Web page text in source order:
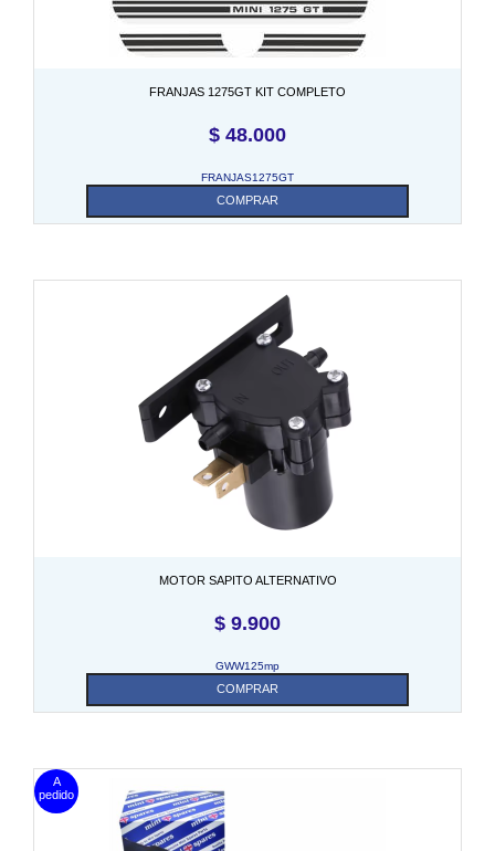
FRANJAS 1275GT KIT COMPLETO
$ 48.000
FRANJAS1275GT
COMPRAR
MOTOR SAPITO ALTERNATIVO
$ 9.900
GWW125mp
COMPRAR